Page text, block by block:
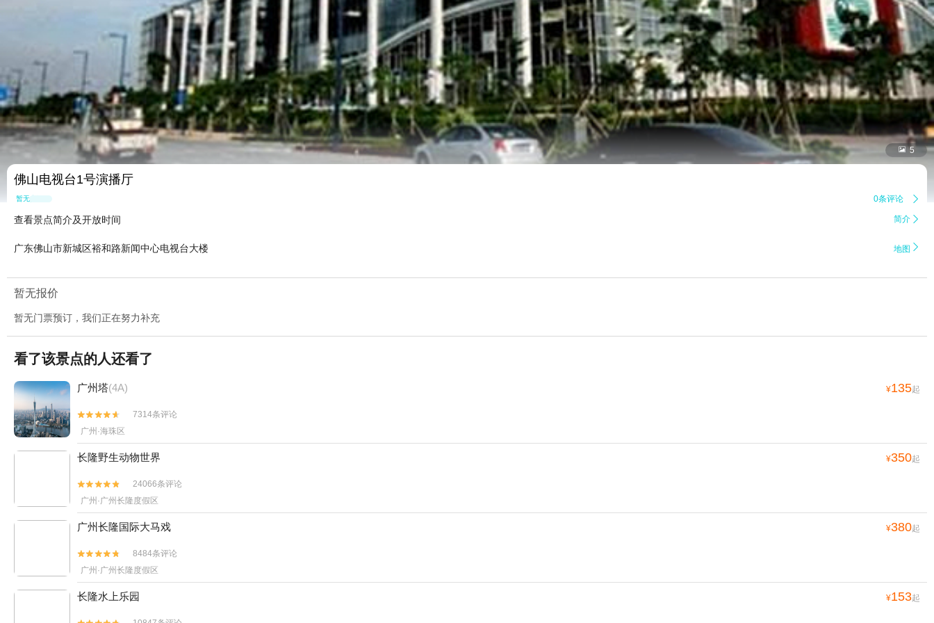
 5
佛山电视台1号演播厅
暂无点评 0条评论 
查看景点简介及开放时间 简介 
广东佛山市新城区裕和路新闻中心电视台大楼 地图 
暂无报价
暂无门票预订，我们正在努力补充
看了该景点的人还看了
广州塔(4A) ¥135起


7314条评论
广州·海珠区
长隆野生动物世界 ¥350起


24066条评论
广州·广州长隆度假区
广州长隆国际大马戏 ¥380起


8484条评论
广州·广州长隆度假区
长隆水上乐园 ¥153起